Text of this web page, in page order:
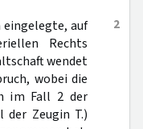
2
eingelegte, auf
Rechts
wendet
wobei die
im Fall 2 der
der Zeugin T.)